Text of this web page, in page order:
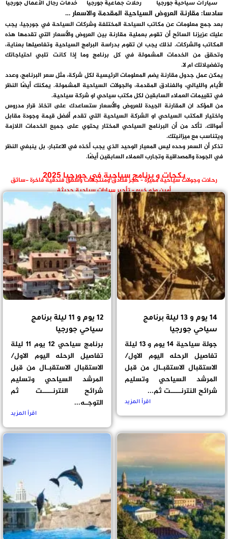
سيارات سياحية جورجيا رحلات جماعية جورجيا خدمات رجال الأعمال جورجيا
سادسا: مقارنة العروض السياحية المقدمة والاسعار …
بعد جمع معلومات عن مكاتب السياحة المختلفة وشركات السياحة في جورجيا، يجب
عليك عزيزنا السائح أن تقوم بعملية مقارنة بين العروض والأسعار التي تقدمها هذه
المكاتب والشركات. لذلك يجب ان تقوم بدراسة البرامج السياحية وتفاصيلها بعناية،
وتحقق من الخدمات المشمولة في كل برنامج وما إذا كانت تلبي احتياجاتك
وتفضيلاتك ام لا.
يمكن عمل جدول مقارنة يضم المعلومات الرئيسية لكل شركة، مثل سعر البرنامج، وعدد
الأيام والليالي، والفنادق المقدمة، والجولات السياحية المشمولة. يمكنك أيضًا النظر
في تقييمات العملاء السابقين لكل مكتب سياحي او شركة سياحية.
من المؤكد ان المقارنة الجيدة للعروض والأسعار ستساعدك على اتخاذ قرار مدروس
واختيار المكتب السياحي او الشركة السياحية التي تقدم أفضل قيمة وجودة مقابل
أموالك. تأكد من أن البرنامج السياحي المختار يحتوي على جميع الخدمات اللازمة
ويتناسب مع ميزانيتك.
تذكر أن السعر وحده ليس المعيار الوحيد الذي يجب أخذه في الاعتبار، بل ينبغي النظر
في الجودة والمصداقية وتجارب العملاء السابقين أيضًا.
بكجات و برنامج سياحية في جورجيا 2025
رحلات وجولات سياحية مميزة – حجز فنادق ومنتجعات وشقق فندقية فاخرة -سائق
أمين وذو خبره – تأجير سيارات سياحية حديثة
14 يوم و 13 ليلة برنامج
سياحي جورجيا
جولة سياحية 14 يوم و 13 ليلة
تفاصيل الرحله اليوم الاول/
الاستقبال الاستقبـال من قبل
المرشد السياحي وتسليم
شرائح النترنــــت ثم...
اقرأ المزيد
12 يوم و 11 ليلة برنامج
سياحي جورجيا
برنامج سياحي 12 يوم 11 ليلة
تفاصيل الرحله اليوم الاول/
الاستقبال الاستقبـال من قبل
المرشد السياحي وتسليم
شرائح النترنــــت ثم
التوجـه...
اقرأ المزيد